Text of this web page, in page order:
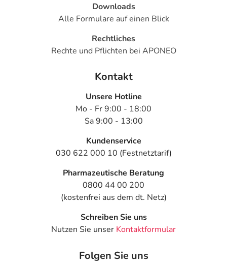
Downloads
Alle Formulare auf einen Blick
Rechtliches
Rechte und Pflichten bei APONEO
Kontakt
Unsere Hotline
Mo - Fr 9:00 - 18:00
Sa 9:00 - 13:00
Kundenservice
030 622 000 10 (Festnetztarif)
Pharmazeutische Beratung
0800 44 00 200
(kostenfrei aus dem dt. Netz)
Schreiben Sie uns
Nutzen Sie unser Kontaktformular
Folgen Sie uns